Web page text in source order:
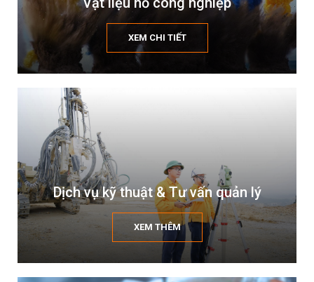
XEM CHI TIẾT
Dịch vụ kỹ thuật & Tư vấn quản lý
XEM THÊM